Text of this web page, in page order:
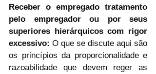
Receber o empregado tratamento
pelo empregador ou por seus
superiores hierárquicos com rigor
excessivo: O que se discute aqui são
os princípios da proporcionalidade e
razoabilidade que devem reger as